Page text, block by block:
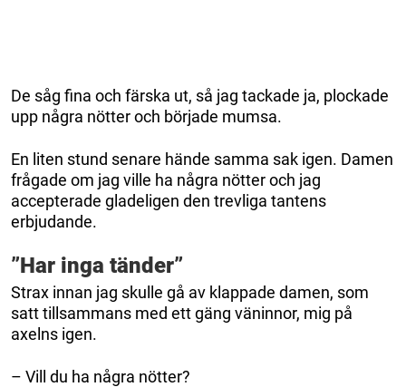
De såg fina och färska ut, så jag tackade ja, plockade
upp några nötter och började mumsa.
En liten stund senare hände samma sak igen. Damen
frågade om jag ville ha några nötter och jag
accepterade gladeligen den trevliga tantens
erbjudande.
”Har inga tänder”
Strax innan jag skulle gå av klappade damen, som
satt tillsammans med ett gäng väninnor, mig på
axelns igen.
– Vill du ha några nötter?